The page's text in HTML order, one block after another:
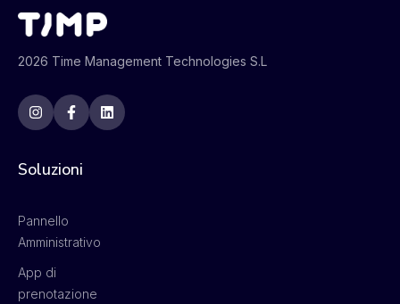
2026 Time Management Technologies S.L
Soluzioni
Pannello
Amministrativo
App di
prenotazione